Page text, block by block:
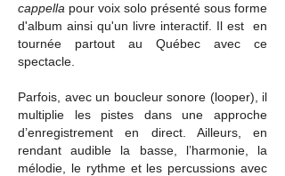
cappella pour voix solo présenté sous forme
d'album ainsi qu'un livre interactif. Il est en
tournée partout au Québec avec ce
spectacle.
Parfois, avec un boucleur sonore (looper), il
multiplie les pistes dans une approche
d’enregistrement en direct. Ailleurs, en
rendant audible la basse, l’harmonie, la
mélodie, le rythme et les percussions avec